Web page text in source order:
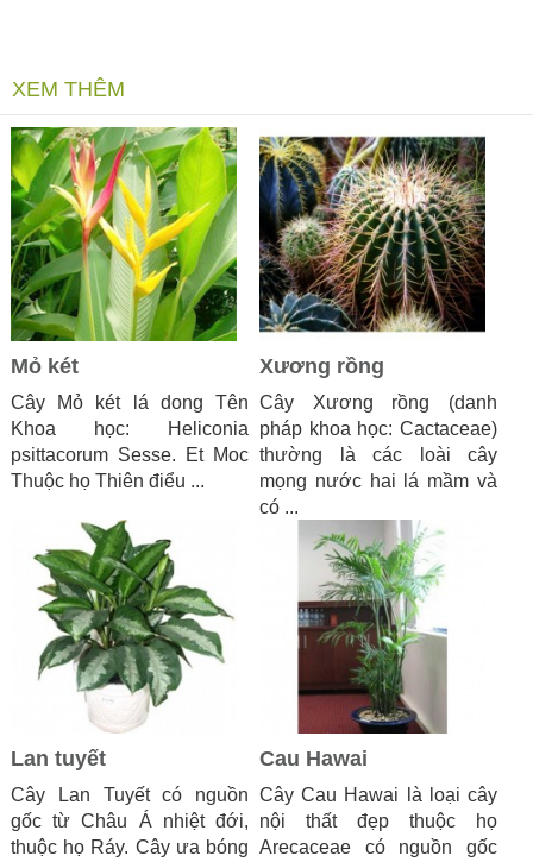
XEM THÊM
Mỏ két
Cây Mỏ két lá dong Tên
Khoa học: Heliconia
psittacorum Sesse. Et Moc
Thuộc họ Thiên điểu ...
Xương rồng
Cây Xương rồng (danh
pháp khoa học: Cactaceae)
thường là các loài cây
mọng nước hai lá mầm và
có ...
Lan tuyết
Cây Lan Tuyết có nguồn
gốc từ Châu Á nhiệt đới,
thuộc họ Ráy. Cây ưa bóng
Cau Hawai
Cây Cau Hawai là loại cây
nội thất đẹp thuộc họ
Arecaceae có nguồn gốc